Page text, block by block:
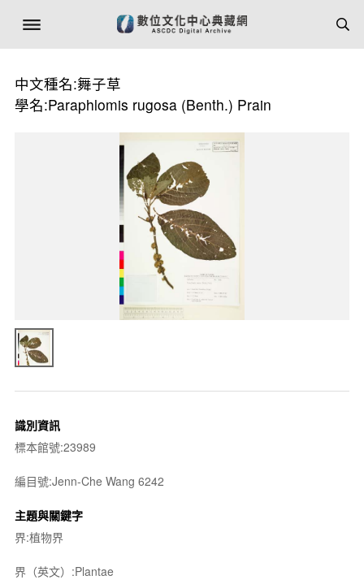
中文種名:舞子草
學名:Paraphlomis rugosa (Benth.) Prain
識別資訊
標本館號:23989
編目號:Jenn-Che Wang 6242
主題與關鍵字
界:植物界
界（英文）:Plantae